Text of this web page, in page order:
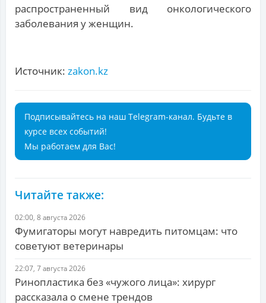
распространенный вид онкологического
заболевания у женщин.
Источник: zakon.kz
Подписывайтесь на наш Telegram-канал. Будьте в
курсе всех событий!
Мы работаем для Вас!
Читайте также:
02:00, 8 августа 2026
Фумигаторы могут навредить питомцам: что
советуют ветеринары
22:07, 7 августа 2026
Ринопластика без «чужого лица»: хирург
рассказала о смене трендов